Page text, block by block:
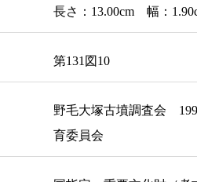
長さ：13.00cm 幅：
第131図10
野毛大塚古墳調査会
育委員会